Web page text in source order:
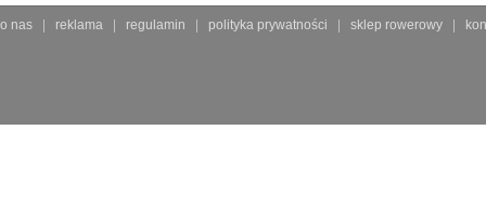
o nas reklama regulamin polityka prywatności sklep rowerowy